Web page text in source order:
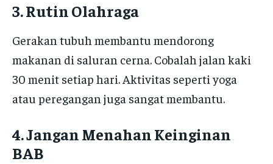
3. Rutin Olahraga
Gerakan tubuh membantu mendorong
makanan di saluran cerna. Cobalah jalan kaki
30 menit setiap hari. Aktivitas seperti yoga
atau peregangan juga sangat membantu.
4. Jangan Menahan Keinginan
BAB